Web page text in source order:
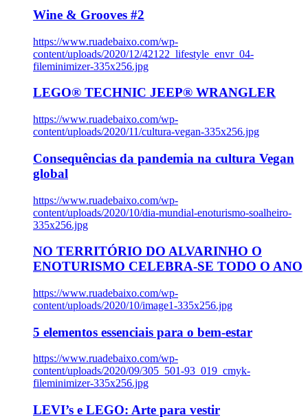
Wine & Grooves #2
https://www.ruadebaixo.com/wp-
content/uploads/2020/12/42122_lifestyle_envr_04-
fileminimizer-335x256.jpg
LEGO® TECHNIC JEEP® WRANGLER
https://www.ruadebaixo.com/wp-
content/uploads/2020/11/cultura-vegan-335x256.jpg
Consequências da pandemia na cultura Vegan
global
https://www.ruadebaixo.com/wp-
content/uploads/2020/10/dia-mundial-enoturismo-soalheiro-
335x256.jpg
NO TERRITÓRIO DO ALVARINHO O
ENOTURISMO CELEBRA-SE TODO O ANO
https://www.ruadebaixo.com/wp-
content/uploads/2020/10/image1-335x256.jpg
5 elementos essenciais para o bem-estar
https://www.ruadebaixo.com/wp-
content/uploads/2020/09/305_501-93_019_cmyk-
fileminimizer-335x256.jpg
LEVI’s e LEGO: Arte para vestir